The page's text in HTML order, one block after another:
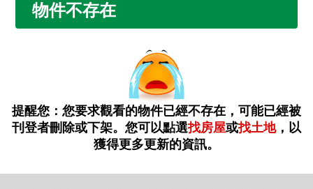
物件不存在
提醒您：您要求觀看的物件已經不存在，可能已經被
刊登者刪除或下架。您可以點選找房屋或找土地，以
獲得更多更新的資訊。